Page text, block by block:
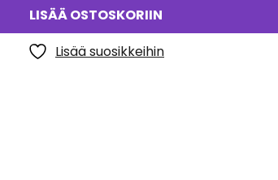
LISÄÄ OSTOSKORIIN
Lisää suosikkeihin